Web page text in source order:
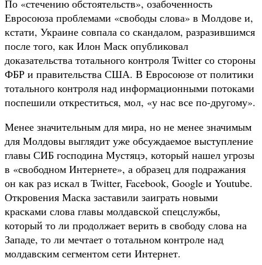
По «стечению обстоятельств», озабоченность
Евросоюза проблемами «свободы слова» в Молдове и,
кстати, Украине совпала со скандалом, разразившимся
после того, как Илон Маск опубликовал
доказательства тотального контроля Twitter со стороны
ФБР и правительства США. В Евросоюзе от политики
тотального контроля над информационными потоками
поспешили откреститься, мол, «у нас все по-другому».
Менее значительным для мира, но не менее значимым
для Молдовы выглядит уже обсуждаемое выступление
главы СИБ господина Мустяцэ, который нашел угрозы
в «свободном Интернете», а образец для подражания
он как раз искал в Twitter, Facebook, Google и Youtube.
Откровения Маска заставили заиграть новыми
красками слова главы молдавской спецслужбы,
который то ли продолжает верить в свободу слова на
Западе, то ли мечтает о тотальном контроле над
молдавским сегментом сети Интернет.